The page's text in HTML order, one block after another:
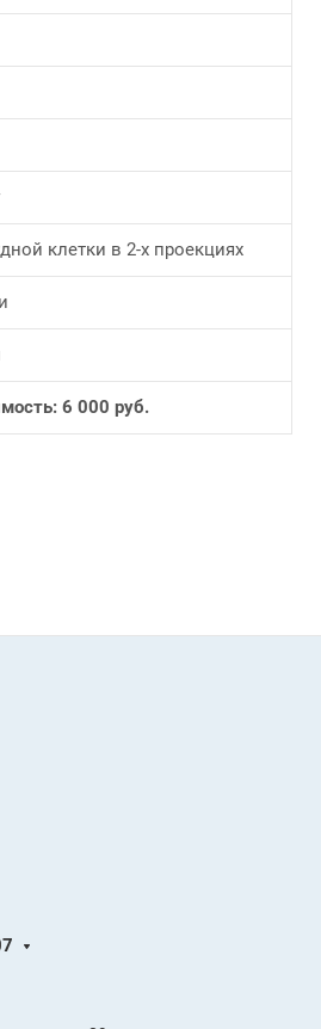
клетки в 2-х проекциях
6 000 руб.